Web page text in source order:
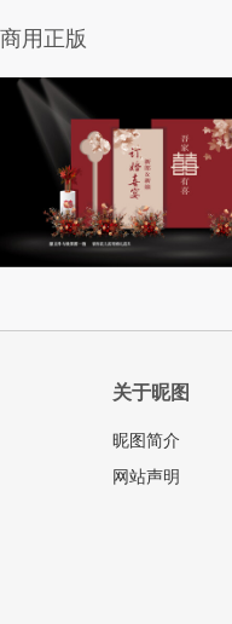
商用正版
关于昵图
昵图简介
网站声明